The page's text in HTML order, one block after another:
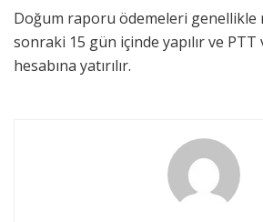
Doğum raporu ödemeleri
sonraki 15 gün içinde yapılır ve PTT
hesabına yatırılır.